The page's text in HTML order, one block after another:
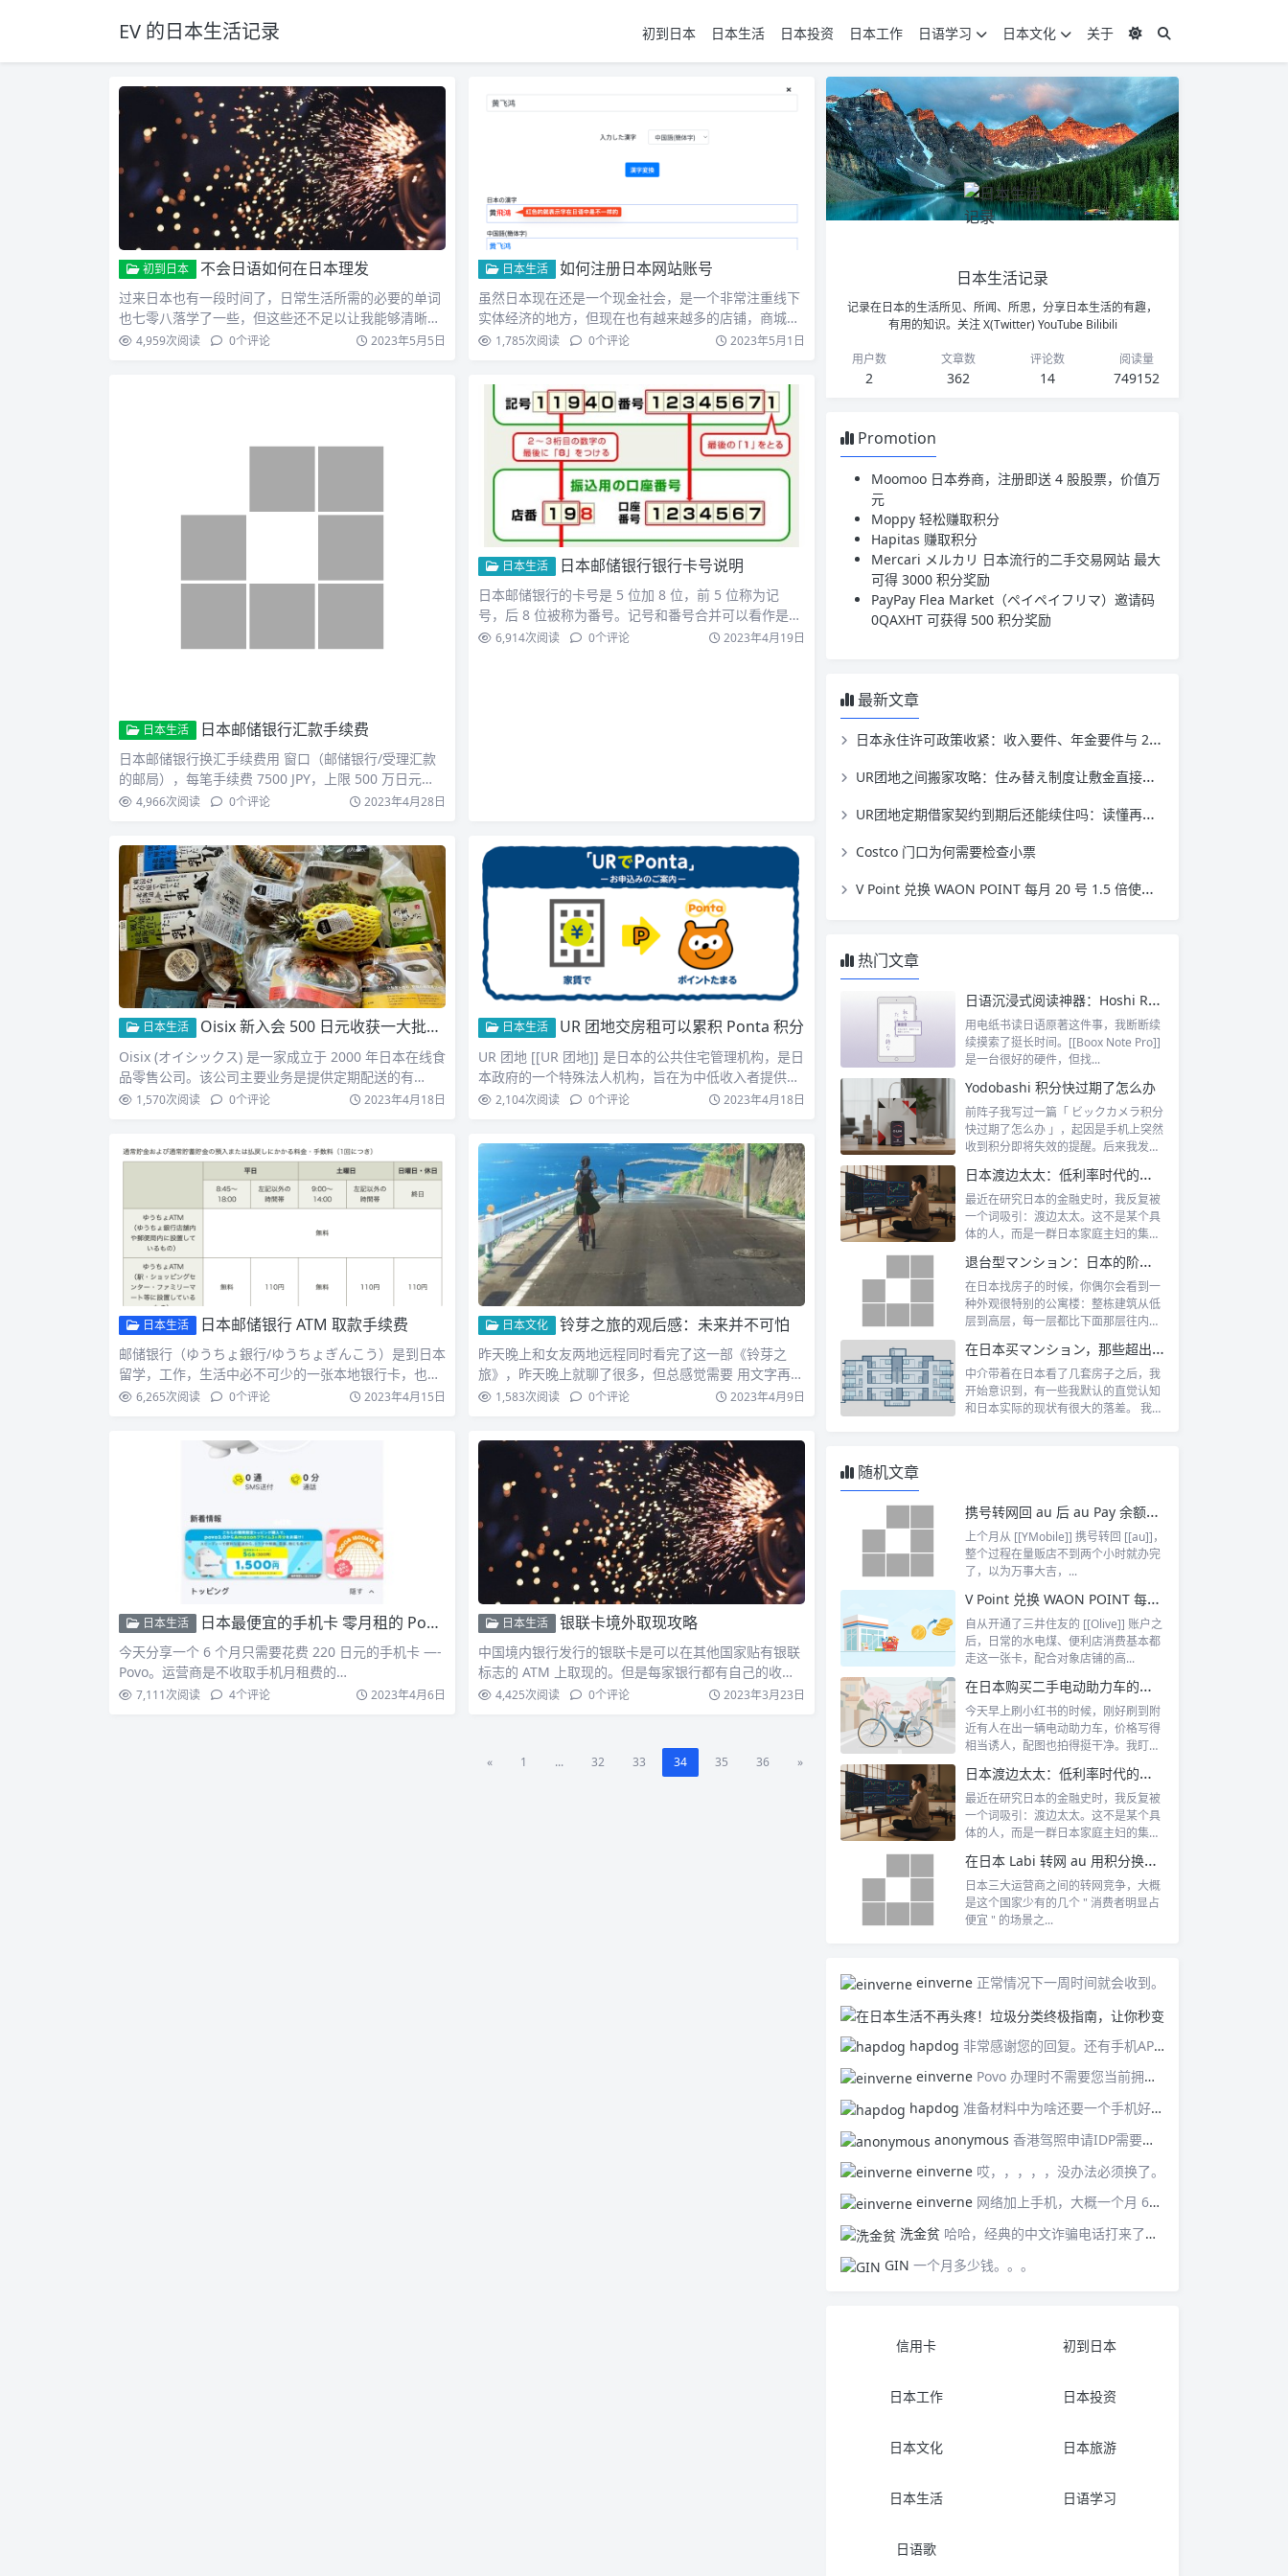
EV 的日本生活记录 初到日本 日本生活 日本投资 日本工作 日语学习 日本文化 关于
初到日本 不会日语如何在日本理发
过来日本也有一段时间了，日常生活所需的必要的单词
也七零八落学了一些，但这些还不足以让我能够清晰地
表达我自己的想…
4,959次阅读 0个评论 2023年5月5日
日本生活 如何注册日本网站账号
虽然日本现在还是一个现金社会，是一个非常注重线下
实体经济的地方，但现在也有越来越多的店铺，商城，
餐馆是接受电子…
1,785次阅读 0个评论 2023年5月1日
日本生活 日本邮储银行汇款手续费
日本邮储银行换汇手续费用 窗口（邮储银行/受理汇款
的邮局），每笔手续费 7500 JPY，上限 500 万日元…
4,966次阅读 0个评论 2023年4月28日
日本生活 日本邮储银行银行卡号说明
日本邮储银行的卡号是 5 位加 8 位，前 5 位称为记
号，后 8 位被称为番号。记号和番号合并可以看作是银
行…6,914次阅读 0个评论 2023年4月19日
日本生活 Oisix 新入会 500 日元收获一大批新鲜蔬菜及三桶牛奶
Oisix (オイシックス) 是一家成立于 2000 年日本在线食
品零售公司。该公司主要业务是提供定期配送的有…
1,570次阅读 0个评论 2023年4月18日
日本生活 UR 团地交房租可以累积 Ponta 积分
UR 团地 [[UR 团地]] 是日本的公共住宅管理机构，是日
本政府的一个特殊法人机构，旨在为中低收入者提供
负…2,104次阅读 0个评论 2023年4月18日
日本生活 日本邮储银行 ATM 取款手续费
邮储银行（ゆうちょ銀行/ゆうちょぎんこう）是到日本
留学，工作，生活中必不可少的一张本地银行卡，也是
外国人在日本…
6,265次阅读 0个评论 2023年4月15日
日本文化 铃芽之旅的观后感：未来并不可怕
昨天晚上和女友两地远程同时看完了这一部《铃芽之
旅》，昨天晚上就聊了很多，但总感觉需要 用文字再整
理一下自己混乱…
1,583次阅读 0个评论 2023年4月9日
日本生活 日本最便宜的手机卡 零月租的 Povo 2
今天分享一个 6 个月只需要花费 220 日元的手机卡 —-
Povo。运营商是不收取手机月租费的…
7,111次阅读 4个评论 2023年4月6日
日本生活 银联卡境外取现攻略
中国境内银行发行的银联卡是可以在其他国家贴有银联
标志的 ATM 上取现的。但是每家银行都有自己的收费
标准，为了…
4,425次阅读 0个评论 2023年3月23日
« 1 ... 32 33 34 35 36 »
日本生活记录
记录在日本的生活所见、所闻、所思，分享日本生活的有趣，
有用的知识。关注X(Twitter) YouTube Bilibili
用户数
2
文章数
362
评论数
14
阅读量
749152
Promotion
Moomoo 日本券商，注册即送 4 股股票，价值万
元
Moppy 轻松赚取积分
Hapitas 赚取积分
Mercari メルカリ 日本流行的二手交易网站 最大
可得 3000 积分奖励
PayPay Flea Market（ペイペイフリマ） 邀请码
0QAXHT 可获得 500 积分奖励
最新文章
日本永住许可政策收紧：收入要件、年金要件与 20 万日元手续费全解读
UR团地之间搬家攻略：住み替え制度让敷金直接转移
UR团地定期借家契约到期后还能续住吗：读懂再契约这件事
Costco 门口为何需要检查小票
V Point 兑换 WAON POINT 每月 20 号 1.5 倍使用攻略
热门文章
日语沉浸式阅读神器：Hoshi Reader Android 与 Chimahon
用电纸书读日语原著这件事，我断断续
续摸索了挺长时间。[[Boox Note Pro]]
是一台很好的硬件，但找...
Yodobashi 积分快过期了怎么办
前阵子我写过一篇「 ビックカメラ积分
快过期了怎么办 」，起因是手机上突然
收到积分即将失效的提醒。后来我发
日本渡边太太：低利率时代的散户传奇
最近在研究日本的金融史时，我反复被
一个词吸引：渡边太太。这不是某个具
体的人，而是一群日本家庭主妇的集体
退台型マンション：日本的阶梯式露台公寓是什么
在日本找房子的时候，你偶尔会看到一
种外观很特别的公寓楼：整栋建筑从低
层到高层，每一层都比下面那层往内缩
在日本买マンション，那些超出认知的所有权规则
中介带着在日本看了几套房子之后，我
开始意识到，有一些我默认的直觉认知
和日本实际的现状有很大的落差。 我自
随机文章
携号转网回 au 后 au Pay 余额消失？解析 au ID 重复与合并方法
上个月从 [[YMobile]] 携号转回 [[au]]，
整个过程在量贩店不到两个小时就办完
了，以为万事大吉，...
V Point 兑换 WAON POINT 每月 20 号 1.5 倍使用攻略
自从开通了三井住友的 [[Olive]] 账户之
后，日常的水电煤、便利店消费基本都
走这一张卡，配合对象店铺的高...
在日本购买二手电动助力车的注意事项
今天早上刷小红书的时候，刚好刷到附
近有人在出一辆电动助力车，价格写得
相当诱人，配图也拍得挺干净。我盯着
日本渡边太太：低利率时代的散户传奇
最近在研究日本的金融史时，我反复被
一个词吸引：渡边太太。这不是某个具
体的人，而是一群日本家庭主妇的集体
在日本 Labi 转网 au 用积分换回一台 MacBook Air M4
日本三大运营商之间的转网竞争，大概
是这个国家少有的几个 " 消费者明显占
便宜 " 的场景之...
einverne 正常情况下一周时间就会收到。
hapdog 非常感谢您的回复。还有手机APP申请成功后没多久才收到实体SIM卡的呢，我3月下旬过去，怕要等很长时间才能收到卡。
einverne Povo 办理时不需要您当前拥有日本手机号（通过新申请号码即“新規契約”方式），只需准备本人确认文件（如在留卡、驾照）、信用卡以及用于接收邮件的邮箱地址即可。如果申请时被要求填写联系电话，可以使用朋友或家人的电话暂时替代。
hapdog 准备材料中为啥还要一个手机好呢？我初次到日本还没有办过手机，怎么办呢？请教
anonymous 香港驾照申请IDP需要有香港的长期身份（非永居身份证也可以），普通大陆人想要取得IDP只能去支持旅游签考驾照的国家考一个当地驾照再申请IDP了
einverne 哎，，，，，没办法必须换了。
einverne 网络加上手机，大概一个月 6000 日元。
洗金贫 哈哈，经典的中文诈骗电话打来了没？东南亚诈骗集团东盟可以直接读取中国大使馆的微信小程序的后台用户数据
GIN 一个月多少钱。。。
信用卡 初到日本
日本工作 日本投资
日本文化 日本旅游
日本生活 日语学习
日语歌